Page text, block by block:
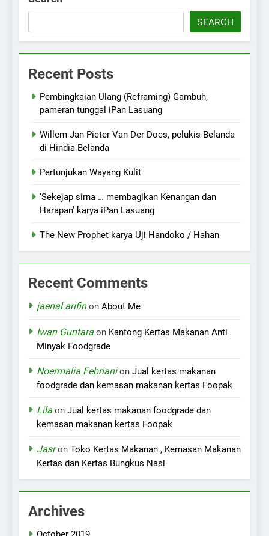
SEARCH
Recent Posts
Pembingkaian Ulang (Reframing) Gambuh,
pameran tunggal iPan Lasuang
Willem Jan Pieter Van Der Does, pelukis Belanda
di Hindia Belanda
Pertunjukan Wayang Kulit
‘Sekejap sirna … membagikan Kenangan dan
Harapan’ karya iPan Lasuang
The New Prophet karya Uji Handoko / Hahan
Recent Comments
jaenal arifinon About Me
Iwan Guntara on Kantong Kertas Makanan Anti
Minyak Foodgrade
Noermalia Febrianion Jual kertas makanan
foodgrade dan kemasan makanan kertas Foopak
Lila on Jual kertas makanan foodgrade dan
kemasan makanan kertas Foopak
Jasron Toko Kertas Makanan , Kemasan Makanan
Kertas dan Kertas Bungkus Nasi
Archives